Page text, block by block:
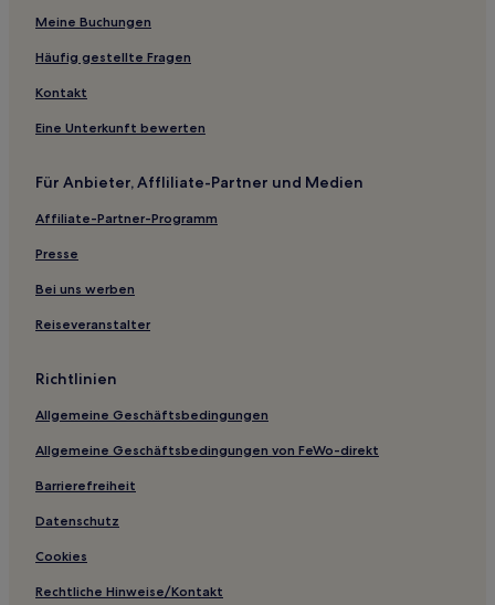
Hoenderloo Hotels
Oosterhout Hotels
Gemeinde Overbetuwe: Hotels
Gemeinde Duiven: Hotels
Nordöstlich von Schaarsbergen: Hotels
Hotels nahe Belvédère
Gemeinde Westervoort: Hotels
Hotels nahe Schouwburg Arnhem
Jannendorp Hotels
Stationsplein: Hotels
Hotels nahe Oosterbeek Kriegsfriedhof
Hotels nahe Holland Casino Nijmegen
Gemeinde Rozendaal: Hotels
Hotels nahe Stadttheater Arnhem
Hotels nahe Nationales Fahrradmuseum
Gemeinde Rheden: Hotels
Meine Buchungen
Häufig gestellte Fragen
Kontakt
Eine Unterkunft bewerten
Für Anbieter, Affliliate-Partner und Medien
Affiliate-Partner-Programm
Presse
Bei uns werben
Reiseveranstalter
Richtlinien
Allgemeine Geschäftsbedingungen
Allgemeine Geschäftsbedingungen von FeWo-direkt
Barrierefreiheit
Datenschutz
Cookies
Rechtliche Hinweise/Kontakt